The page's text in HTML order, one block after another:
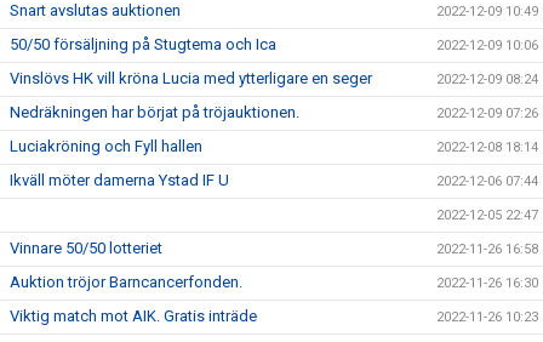
Snart avslutas auktionen 2022-12-09 10:49
50/50 försäljning på Stugtema och Ica 2022-12-09 10:06
Vinslövs HK vill kröna Lucia med ytterligare en seger 2022-12-09 08:24
Nedräkningen har börjat på tröjauktionen. 2022-12-09 07:26
Luciakröning och Fyll hallen 2022-12-08 18:14
Ikväll möter damerna Ystad IF U 2022-12-06 07:44
2022-12-05 22:47
Vinnare 50/50 lotteriet 2022-11-26 16:58
Auktion tröjor Barncancerfonden. 2022-11-26 16:30
Viktig match mot AIK. Gratis inträde 2022-11-26 10:23